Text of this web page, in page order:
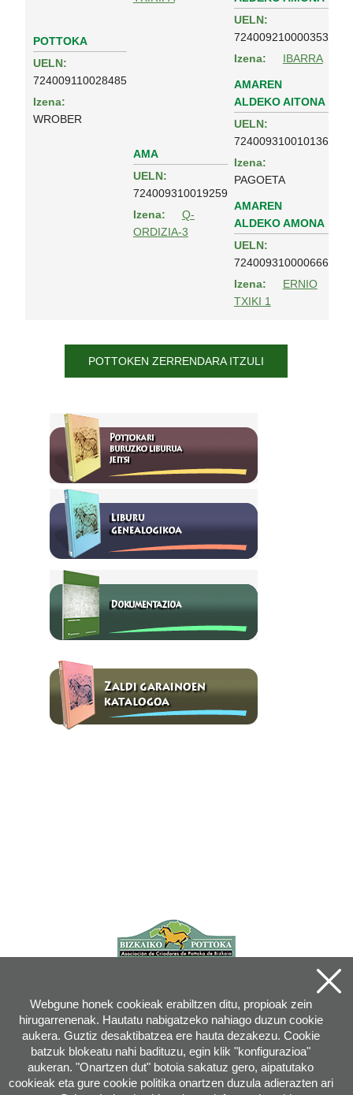
POTTOKA
UELN:
724009110028485
Izena:
WROBER
UELN:
724009210000353
Izena:
IBARRA
AMA
UELN:
724009310019259
Izena:
Q-
ORDIZIA-3
AMAREN
ALDEKO AITONA
UELN:
724009310010136
Izena:
PAGOETA
AMAREN
ALDEKO AMONA
UELN:
724009310000666
Izena:
ERNIO
TXIKI 1
POTTOKEN ZERRENDARA ITZULI
Webgune honek cookieak erabiltzen ditu, propioak zein
hirugarrenenak. Hautatu nabigatzeko nahiago duzun cookie
aukera. Guztiz desaktibatzea ere hauta dezakezu. Cookie
batzuk blokeatu nahi badituzu, egin klik "konfigurazioa"
aukeran. "Onartzen dut" botoia sakatuz gero, aipatutako
cookieak eta gure cookie politika onartzen duzula adierazten ari